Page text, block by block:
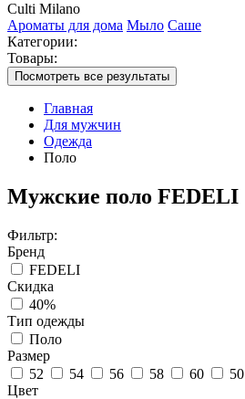
Culti Milano
Ароматы для дома Мыло Саше
Категории:
Товары:
Посмотреть все результаты
Главная
Для мужчин
Одежда
Поло
Мужские поло FEDELI
Фильтр:
Бренд
FEDELI
Скидка
40%
Тип одежды
Поло
Размер
52
54 56 58 60 50
Цвет